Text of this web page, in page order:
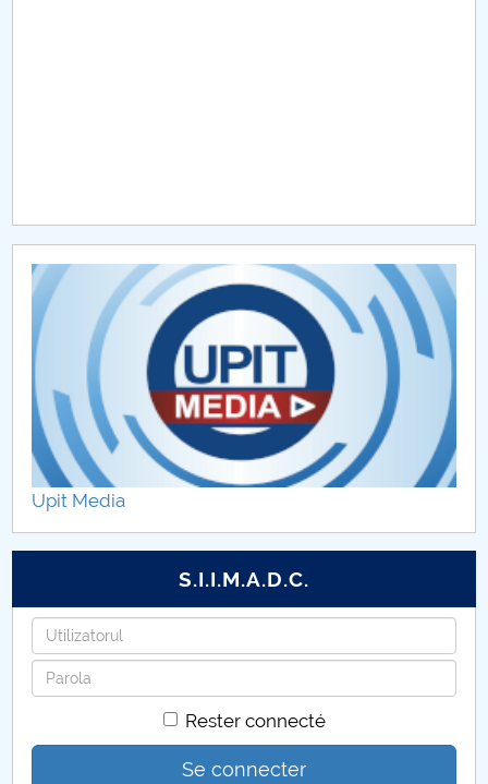
Chestionar angajabilitate ALUMNI – UPB
CAR2026
MENIU CANTINA
Politică internă Erasmus+
Metodologii si proceduri
Anexe depunere proiecte
Proiecte
Upit Media
S.I.I.M.A.D.C.
Identifiant
Mot
de
Rester connecté
Se connecter